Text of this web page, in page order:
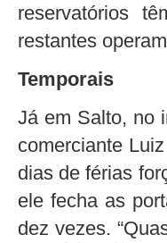
reservatórios
restantes
Temporais
Já em Salto, no
comerciante
dias de férias
ele fecha as
dez vezes.